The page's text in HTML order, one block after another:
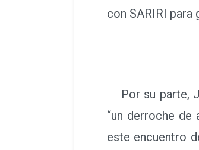
con SARIRI para
Por su parte,
“un derroche
este encuentro